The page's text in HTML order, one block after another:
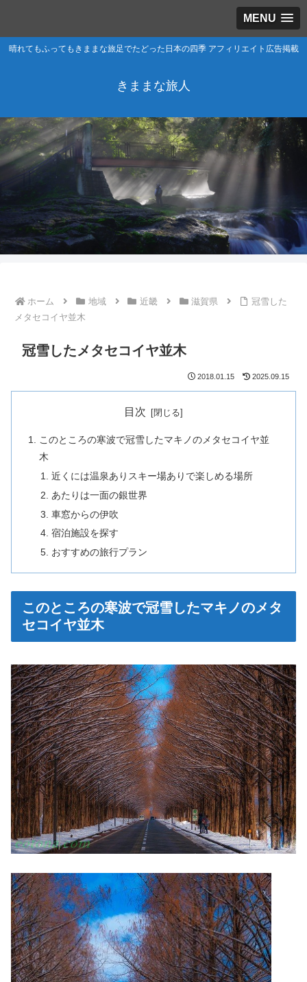
MENU
晴れてもふってもきままな旅足でたどった日本の四季 アフィリエイト広告掲載
きままな旅人
ホーム 地域 近畿 滋賀県
冠雪した
メタセコイヤ並木
冠雪したメタセコイヤ並木
2018.01.15 2025.09.15
目次
このところの寒波で冠雪したマキノのメタセコイヤ並
木
近くには温泉ありスキー場ありで楽しめる場所
あたりは一面の銀世界
車窓からの伊吹
宿泊施設を探す
おすすめの旅行プラン
このところの寒波で冠雪したマキノのメタ
セコイヤ並木